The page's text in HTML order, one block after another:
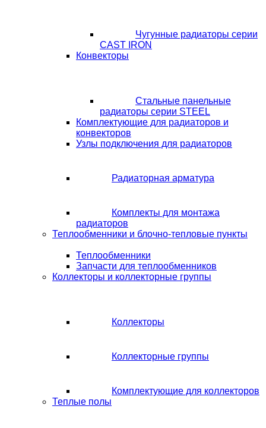
Чугунные радиаторы серии
CAST IRON
Конвекторы
Стальные панельные
радиаторы серии STEEL
Комплектующие для радиаторов и
конвекторов
Узлы подключения для радиаторов
Радиаторная арматура
Комплекты для монтажа
радиаторов
Теплообменники и блочно-тепловые пункты
Теплообменники
Запчасти для теплообменников
Коллекторы и коллекторные группы
Коллекторы
Коллекторные группы
Комплектующие для коллекторов
Теплые полы